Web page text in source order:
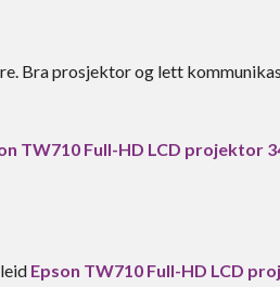
Bra prosjektor og lett
TW710 Full-HD LCD projektor
Epson TW710 Full-HD LCD